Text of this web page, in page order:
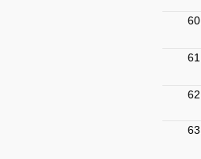
60.
61.
62.
63.